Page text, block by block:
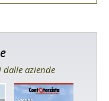
dalle aziende